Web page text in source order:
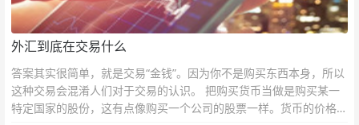
外汇到底在交易什么
答案其实很简单，就是交易“金钱”。因为你不是购买东西本身，所以
这种交易会混淆人们对于交易的认识。 把购买货币当做是购买某一
特定国家的股份，这有点像购买一个公司的股票一样。货币的价格直